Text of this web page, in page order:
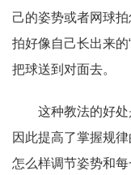
己的姿势或者网球
拍好像自己长出来的
把球送到对面去。
这种教法的好
因此提高了掌握规
怎么样调节姿势和